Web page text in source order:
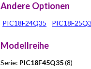
Andere Optionen
PIC18F24Q35
Modellreihe
Serie: PIC18F45Q35(8)